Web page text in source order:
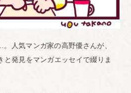
人気マンガ家の高野優さんが、
と発見をマンガエッセイで綴りま